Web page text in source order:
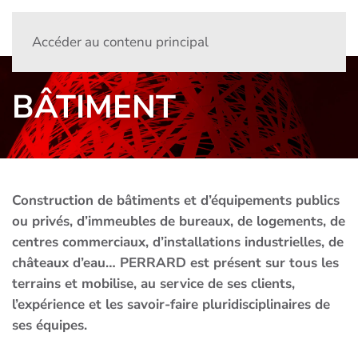
Accéder au contenu principal
BÂTIMENT
Construction de bâtiments et d’équipements publics
ou privés, d’immeubles de bureaux, de logements, de
centres commerciaux, d’installations industrielles, de
châteaux d’eau… PERRARD est présent sur tous les
terrains et mobilise, au service de ses clients,
l’expérience et les savoir-faire pluridisciplinaires de
ses équipes.